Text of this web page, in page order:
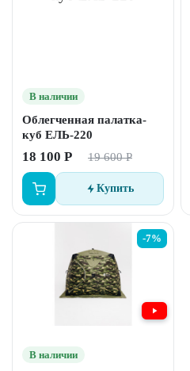
В наличии
Облегченная палатка-
куб ЕЛЬ-220
18 100 Р 19 600 Р
Купить
-7%
В наличии